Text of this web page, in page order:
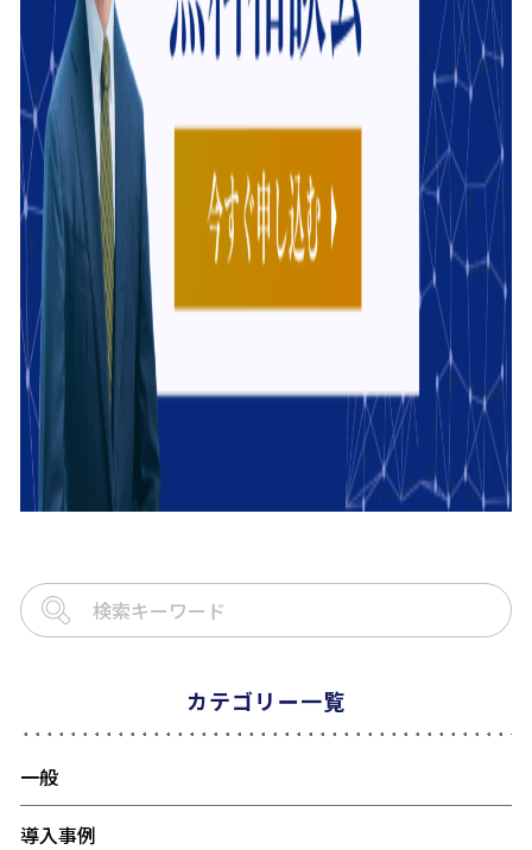
カテゴリー一覧
一般
導入事例